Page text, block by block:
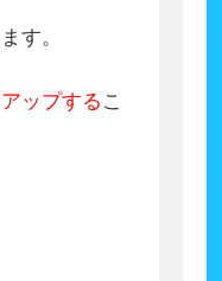
す。
ップする こ